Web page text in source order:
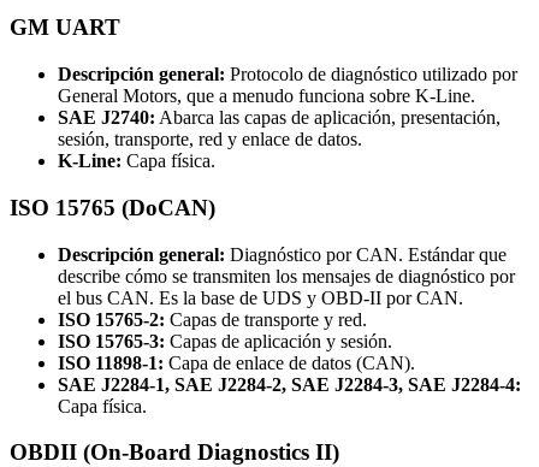
GM UART
Descripción general: Protocolo de diagnóstico utilizado por
General Motors, que a menudo funciona sobre K-Line.
SAE J2740: Abarca las capas de aplicación, presentación,
sesión, transporte, red y enlace de datos.
K-Line: Capa física.
ISO 15765 (DoCAN)
Descripción general: Diagnóstico por CAN. Estándar que
describe cómo se transmiten los mensajes de diagnóstico por
el bus CAN. Es la base de UDS y OBD-II por CAN.
ISO 15765-2: Capas de transporte y red.
ISO 15765-3: Capas de aplicación y sesión.
ISO 11898-1: Capa de enlace de datos (CAN).
SAE J2284-1, SAE J2284-2, SAE J2284-3, SAE J2284-4:
Capa física.
OBDII (On-Board Diagnostics II)